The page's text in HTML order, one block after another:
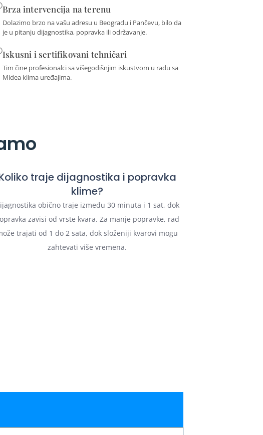
Brza intervencija na terenu
Dolazimo brzo na vašu adresu u Beogradu i Pančevu, bilo da
je u pitanju dijagnostika, popravka ili održavanje.
Iskusni i sertifikovani tehničari
Tim čine profesionalci sa višegodišnjim iskustvom u radu sa
Midea klima uređajima.
traje dijagnostika i popravka
klime?
obično traje između 30 minuta i 1 sat, dok
zavisi od vrste kvara. Za manje popravke, rad
trajati od 1 do 2 sata, dok složeniji kvarovi mogu
zahtevati više vremena.